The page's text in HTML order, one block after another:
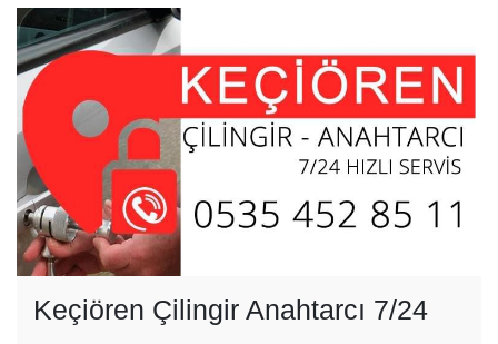
Keçiören Çilingir Anahtarcı 7/24